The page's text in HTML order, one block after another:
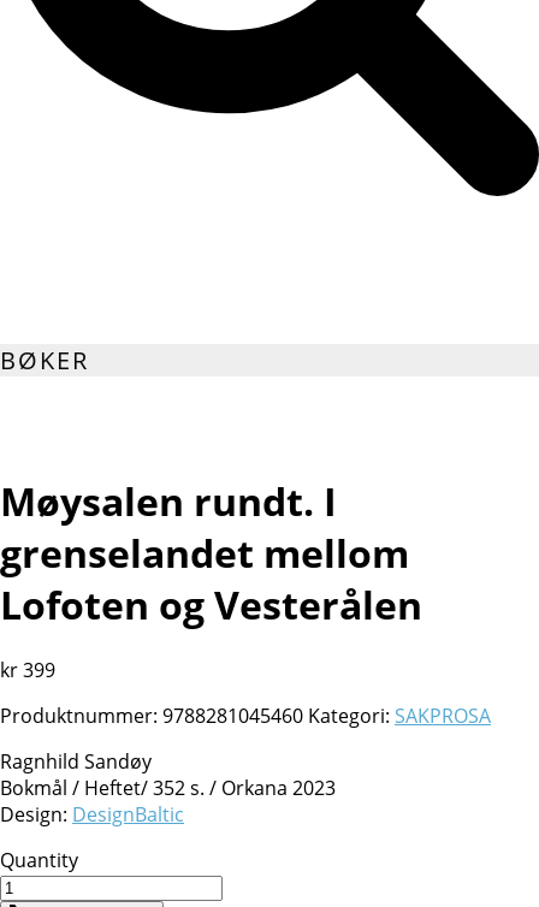
BØKER
Møysalen rundt. I
grenselandet mellom
Lofoten og Vesterålen
kr399
Produktnummer: 9788281045460 Kategori: SAKPROSA
Ragnhild Sandøy
Bokmål / Heftet/352 s. / Orkana 2023
Design: DesignBaltic
Quantity